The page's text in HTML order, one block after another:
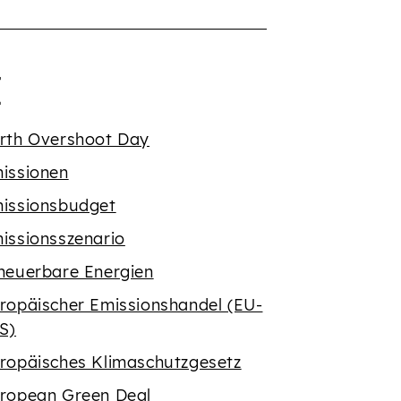
{' '}
mit dem
Overshoot Day
Energien
Emissionshandel (EU-
Klimaschutzgesetz
Green Deal